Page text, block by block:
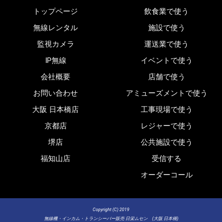
トップページ
無線レンタル
監視カメラ
IP無線
会社概要
お問い合わせ
大阪 日本橋店
京都店
堺店
福知山店
飲食業で使う
施設で使う
運送業で使う
イベントで使う
店舗で使う
アミューズメントで使う
工事現場で使う
レジャーで使う
公共施設で使う
受信する
オーダーコール
Copyright (C) 2019
無線機・インカム・トランシーバー販売 日栄ムセン (大阪 日本橋)